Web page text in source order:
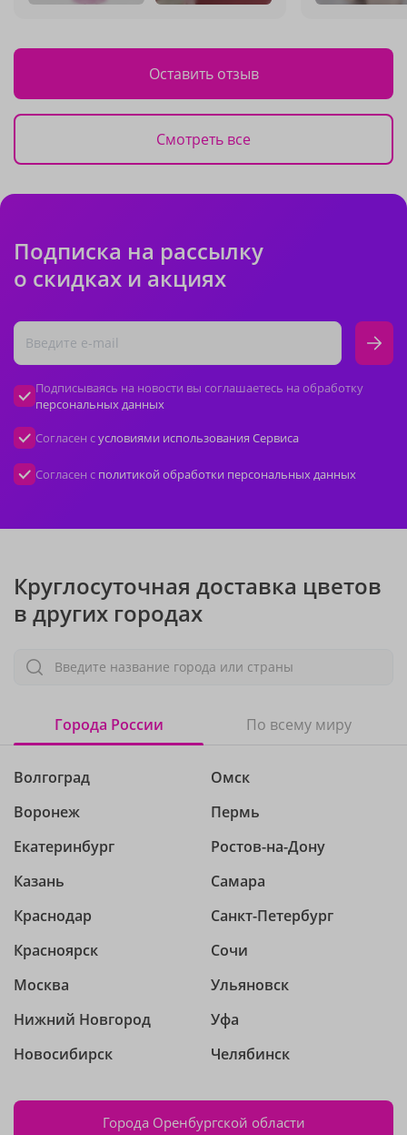
Оставить отзыв
Смотреть все
Подписка на рассылку
о скидках и акциях
Подписываясь на новости вы соглашаетесь на обработку
персональных данных
Согласен сусловиями использования Сервиса
Согласен с политикой обработки персональных данных
Круглосуточная доставка цветов
в других городах
Введите название города или страны
Города России По всему миру
Волгоград
Воронеж
Екатеринбург
Казань
Краснодар
Красноярск
Москва
Нижний Новгород
Новосибирск
Омск
Пермь
Ростов-на-Дону
Самара
Санкт-Петербург
Сочи
Ульяновск
Уфа
Челябинск
Города Оренбургской области